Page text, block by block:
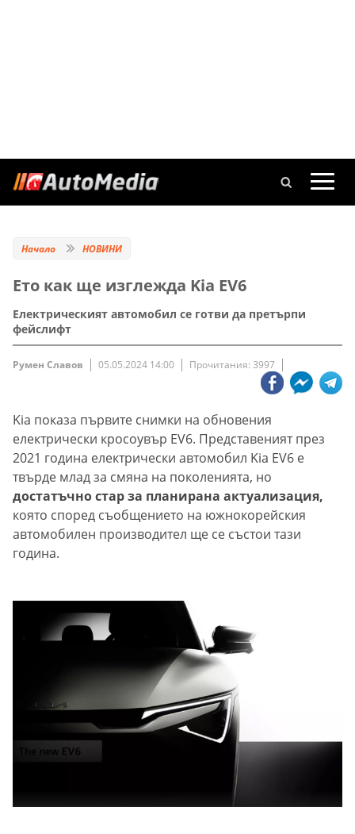
Начало НОВИНИ
Ето как ще изглежда Kia EV6
Електрическият автомобил се готви да претърпи
фейслифт
Румен Славов 05.05.2024 14:00 Прочитания: 3997
Kia показа първите снимки на обновения
електрически кросоувър EV6. Представеният през
2021 година електрически автомобил Kia EV6 е
твърде млад за смяна на поколенията, но
достатъчно стар за планирана актуализация,
която според съобщението на южнокорейския
автомобилен производител ще се състои тази
година.